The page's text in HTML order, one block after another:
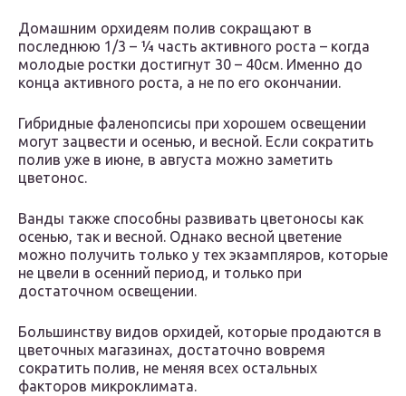
Домашним орхидеям полив сокращают в
последнюю 1/3 – ¼ часть активного роста – когда
молодые ростки достигнут 30 – 40см. Именно до
конца активного роста, а не по его окончании.
Гибридные фаленопсисы при хорошем освещении
могут зацвести и осенью, и весной. Если сократить
полив уже в июне, в августа можно заметить
цветонос.
Ванды также способны развивать цветоносы как
осенью, так и весной. Однако весной цветение
можно получить только у тех экзампляров, которые
не цвели в осенний период, и только при
достаточном освещении.
Большинству видов орхидей, которые продаются в
цветочных магазинах, достаточно вовремя
сократить полив, не меняя всех остальных
факторов микроклимата.